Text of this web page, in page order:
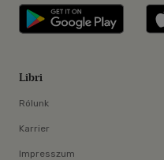
Libri
Libri
Rólunk
Karrier
Impresszum